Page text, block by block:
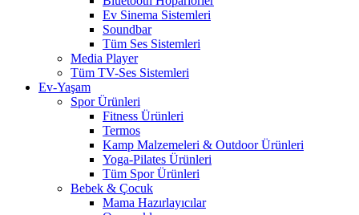
Ev Sinema Sistemleri
Soundbar
Tüm Ses Sistemleri
Media Player
Tüm TV-Ses Sistemleri
Ev-Yaşam
Spor Ürünleri
Fitness Ürünleri
Termos
Kamp Malzemeleri & Outdoor Ürünleri
Yoga-Pilates Ürünleri
Tüm Spor Ürünleri
Bebek & Çocuk
Mama Hazırlayıcılar